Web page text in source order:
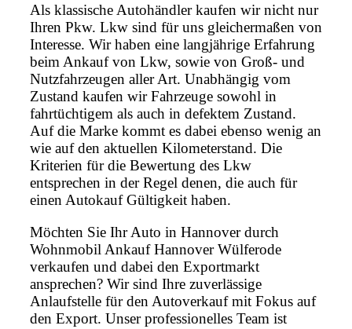
Als klassische Autohändler kaufen wir nicht nur
Ihren Pkw. Lkw sind für uns gleichermaßen von
Interesse. Wir haben eine langjährige Erfahrung
beim Ankauf von Lkw, sowie von Groß- und
Nutzfahrzeugen aller Art. Unabhängig vom
Zustand kaufen wir Fahrzeuge sowohl in
fahrtüchtigem als auch in defektem Zustand.
Auf die Marke kommt es dabei ebenso wenig an
wie auf den aktuellen Kilometerstand. Die
Kriterien für die Bewertung des Lkw
entsprechen in der Regel denen, die auch für
einen Autokauf Gültigkeit haben.
Möchten Sie Ihr Auto in Hannover durch
Wohnmobil Ankauf Hannover Wülferode
verkaufen und dabei den Exportmarkt
ansprechen? Wir sind Ihre zuverlässige
Anlaufstelle für den Autoverkauf mit Fokus auf
den Export. Unser professionelles Team ist